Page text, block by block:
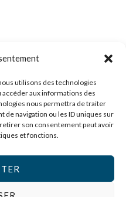
utilisons des technologies
aux informations des
nous permettra de traiter
de navigation ou les ID uniques sur
son consentement peut avoir
et fonctions.
L
n
Y
u
E
v